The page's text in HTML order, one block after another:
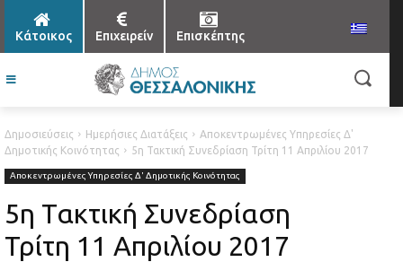
Κάτοικος Επιχειρείν Επισκέπτης
Δημοσιεύσεις Ημερήσιες Διατάξεις
Αποκεντρωμένες Υπηρεσίες Δ'
Δημοτικής Κοινότητας
5η Τακτική Συνεδρίαση Τρίτη 11 Απριλίου 2017
Αποκεντρωμένες Υπηρεσίες Δ' Δημοτικής Κοινότητας
5η Τακτική Συνεδρίαση
Τρίτη 11 Απριλίου 2017